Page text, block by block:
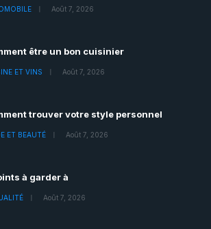
Août 7, 2026
être un bon cuisinier
ET VINS Août 7, 2026
trouver votre style personnel
ET BEAUTÉ Août 7, 2026
à garder à
Août 7, 2026